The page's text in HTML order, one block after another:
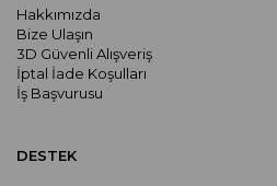
Hakkımızda
Bize Ulaşın
3D Güvenli Alışveriş
İptal İade Koşulları
İş Başvurusu
DESTEK